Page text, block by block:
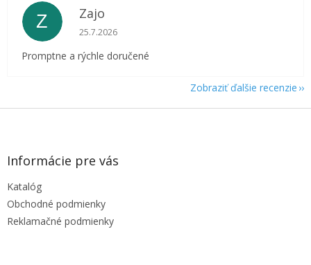
Z Zajo
Hodnotenie obchodu je 5 z 5 hviezdičiek.
25.7.2026
Promptne a rýchle doručené
Zobraziť ďalšie recenzie
Z
Informácie pre vás
Katalóg
Obchodné podmienky
Reklamačné podmienky